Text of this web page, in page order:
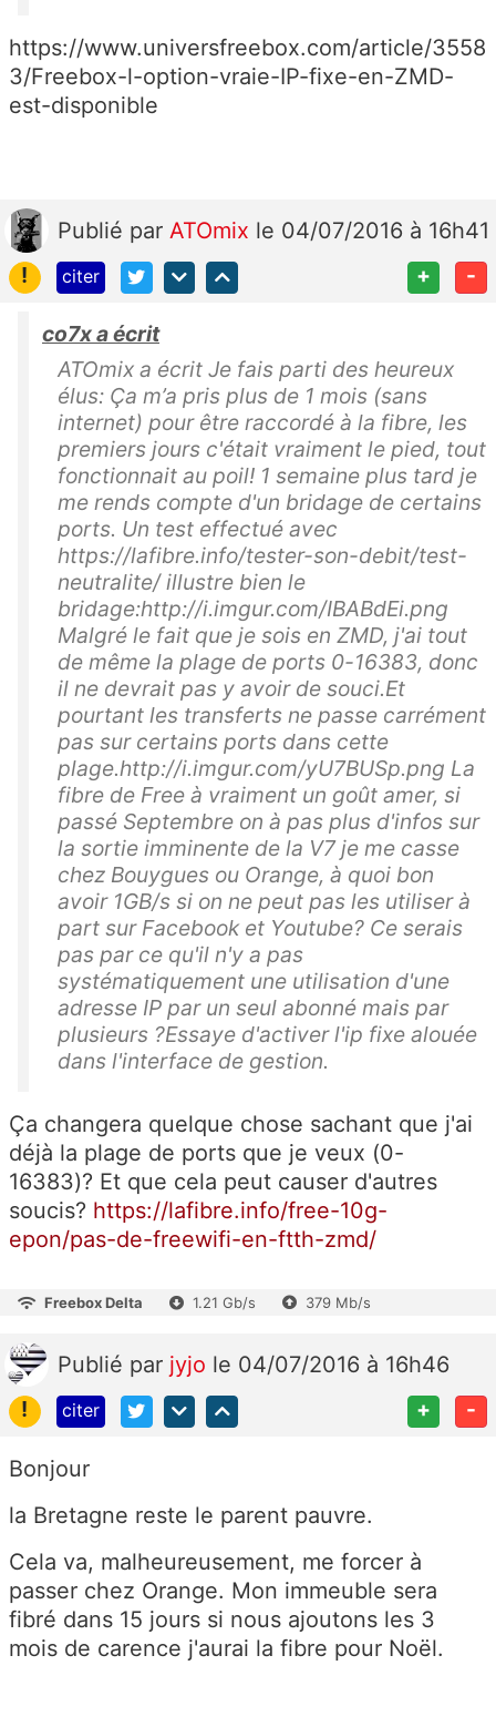
https://www.universfreebox.com/article/3558
3/Freebox-l-option-vraie-IP-fixe-en-ZMD-
est-disponible
Publié par ATOmix le 04/07/2016 à 16h41
!
citer + -
co7x a écrit
ATOmix a écrit Je fais parti des heureux
élus: Ça m’a pris plus de 1 mois (sans
internet) pour être raccordé à la fibre, les
premiers jours c'était vraiment le pied, tout
fonctionnait au poil! 1 semaine plus tard je
me rends compte d'un bridage de certains
ports. Un test effectué avec
https://lafibre.info/tester-son-debit/test-
neutralite/ illustre bien le
bridage:http://i.imgur.com/IBABdEi.png
Malgré le fait que je sois en ZMD, j'ai tout
de même la plage de ports 0-16383, donc
il ne devrait pas y avoir de souci.Et
pourtant les transferts ne passe carrément
pas sur certains ports dans cette
plage.http://i.imgur.com/yU7BUSp.png La
fibre de Free à vraiment un goût amer, si
passé Septembre on à pas plus d'infos sur
la sortie imminente de la V7 je me casse
chez Bouygues ou Orange, à quoi bon
avoir 1GB/s si on ne peut pas les utiliser à
part sur Facebook et Youtube? Ce serais
pas par ce qu'il n'y a pas
systématiquement une utilisation d'une
adresse IP par un seul abonné mais par
plusieurs ?Essaye d'activer l'ip fixe alouée
dans l'interface de gestion.
Ça changera quelque chose sachant que j'ai
déjà la plage de ports que je veux (0-
16383)? Et que cela peut causer d'autres
soucis? https://lafibre.info/free-10g-
epon/pas-de-freewifi-en-ftth-zmd/
Freebox Delta 1.21 Gb/s 379 Mb/s
Publié par jyjo le 04/07/2016 à 16h46
!
citer + -
Bonjour
la Bretagne reste le parent pauvre.
Cela va, malheureusement, me forcer à
passer chez Orange. Mon immeuble sera
fibré dans 15 jours si nous ajoutons les 3
mois de carence j'aurai la fibre pour Noël.